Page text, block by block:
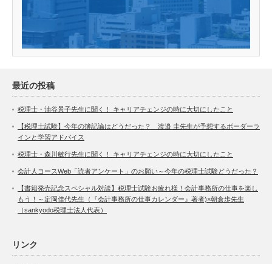
最近の投稿
税理士・油谷景子先生に聞く！ キャリアチェンジの時に大切にしたこと
【税理士試験】今年の簿記論はどうだった？ 渡邉 圭先生が予想するボーダーラ
インと学習アドバイス
税理士・森川敏行先生に聞く！ キャリアチェンジの時に大切にしたこと
会計人コースWeb「読者アンケート」のお願い～今年の税理士試験どうだった？
【書籍発売記念スペシャル対談】税理士試験お疲れ様！会計事務所の仕事を楽し
もう！～定岡佳代先生（『会計事務所の仕事カレンダー』著者)×朝倉歩先生
（sankyodo税理士法人代表）
リンク